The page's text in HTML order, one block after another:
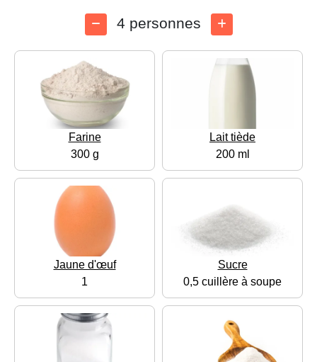
4 personnes
Farine
300 g
Lait tiède
200 ml
Jaune d'œuf
1
Sucre
0,5 cuillère à soupe